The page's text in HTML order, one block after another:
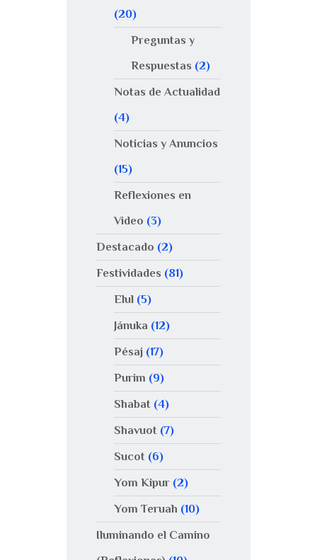
(20)
Preguntas y
Respuestas (2)
Notas de Actualidad
(4)
Noticias y Anuncios
(15)
Reflexiones en
Video (3)
Destacado (2)
Festividades (81)
Elul(5)
Jánuka (12)
Pésaj(17)
Purim (9)
Shabat(4)
Shavuot(7)
Sucot(6)
Yom Kipur(2)
Yom Teruah (10)
Iluminando el Camino